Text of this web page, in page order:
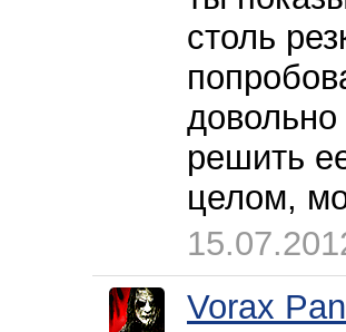
столь
решить
целом,
Vorax